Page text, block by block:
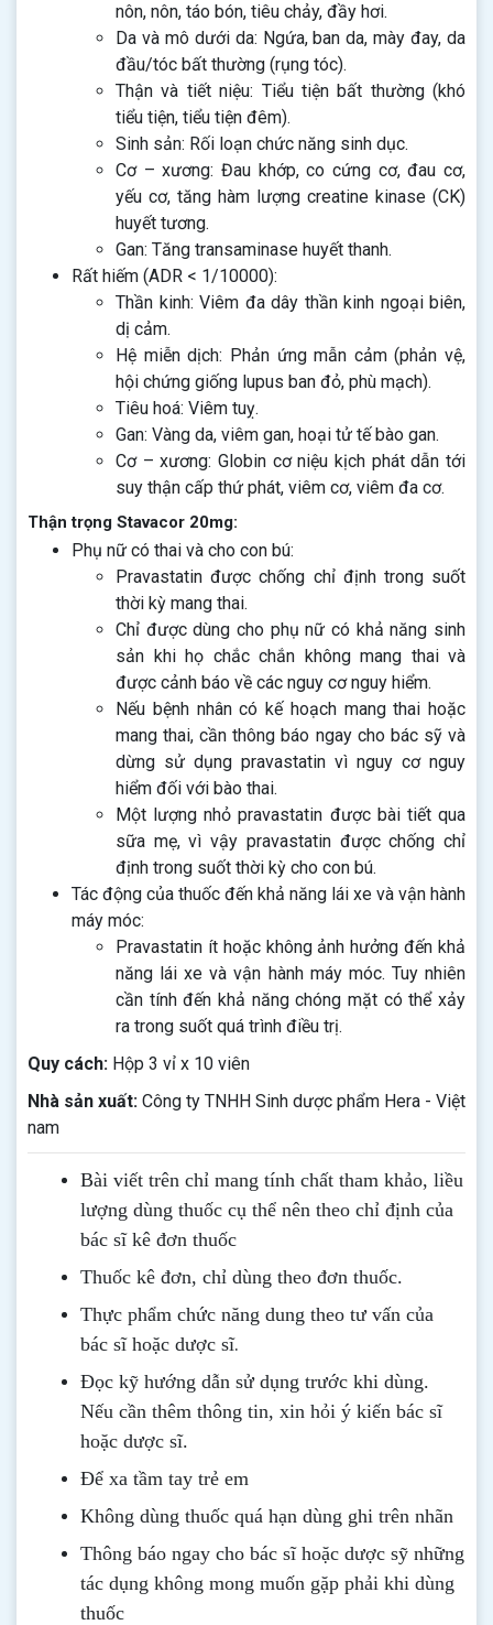
nôn, nôn, táo bón, tiêu chảy, đầy hơi.
Da và mô dưới da: Ngứa, ban da, mày đay, da
đầu/tóc bất thường (rụng tóc).
Thận và tiết niệu: Tiểu tiện bất thường (khó
tiểu tiện, tiểu tiện đêm).
Sinh sản: Rối loạn chức năng sinh dục.
Cơ – xương: Đau khớp, co cứng cơ, đau cơ,
yếu cơ, tăng hàm lượng creatine kinase (CK)
huyết tương.
Gan: Tăng transaminase huyết thanh.
Rất hiếm (ADR < 1/10000):
Thần kinh: Viêm đa dây thần kinh ngoại biên,
dị cảm.
Hệ miễn dịch: Phản ứng mẫn cảm (phản vệ,
hội chứng giống lupus ban đỏ, phù mạch).
Tiêu hoá: Viêm tuỵ.
Gan: Vàng da, viêm gan, hoại tử tế bào gan.
Cơ – xương: Globin cơ niệu kịch phát dẫn tới
suy thận cấp thứ phát, viêm cơ, viêm đa cơ.
Thận trọng Stavacor 20mg:
Phụ nữ có thai và cho con bú:
Pravastatin được chống chỉ định trong suốt
thời kỳ mang thai.
Chỉ được dùng cho phụ nữ có khả năng sinh
sản khi họ chắc chắn không mang thai và
được cảnh báo về các nguy cơ nguy hiểm.
Nếu bệnh nhân có kế hoạch mang thai hoặc
mang thai, cần thông báo ngay cho bác sỹ và
dừng sử dụng pravastatin vì nguy cơ nguy
hiểm đối với bào thai.
Một lượng nhỏ pravastatin được bài tiết qua
sữa mẹ, vì vậy pravastatin được chống chỉ
định trong suốt thời kỳ cho con bú.
Tác động của thuốc đến khả năng lái xe và vận hành
máy móc:
Pravastatin ít hoặc không ảnh hưởng đến khả
năng lái xe và vận hành máy móc. Tuy nhiên
cần tính đến khả năng chóng mặt có thể xảy
ra trong suốt quá trình điều trị.
Quy cách: Hộp 3 vỉ x 10 viên
Nhà sản xuất: Công ty TNHH Sinh dược phẩm Hera - Việt
nam
Bài viết trên chỉ mang tính chất tham khảo, liều
lượng dùng thuốc cụ thể nên theo chỉ định của
bác sĩ kê đơn thuốc
Thuốc kê đơn, chỉ dùng theo đơn thuốc.
Thực phẩm chức năng dung theo tư vấn của
bác sĩ hoặc dược sĩ.
Đọc kỹ hướng dẫn sử dụng trước khi dùng.
Nếu cần thêm thông tin, xin hỏi ý kiến bác sĩ
hoặc dược sĩ.
Để xa tầm tay trẻ em
Không dùng thuốc quá hạn dùng ghi trên nhãn
Thông báo ngay cho bác sĩ hoặc dược sỹ những
tác dụng không mong muốn gặp phải khi dùng
thuốc